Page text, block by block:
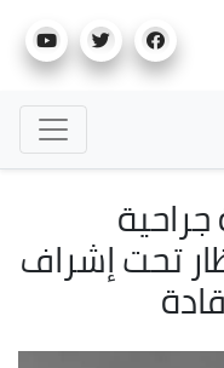
تحت إشراف